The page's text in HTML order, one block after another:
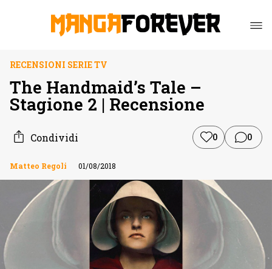
RECENSIONI SERIE TV
The Handmaid’s Tale –
Stagione 2 | Recensione
Condividi 0 0
Matteo Regoli 01/08/2018